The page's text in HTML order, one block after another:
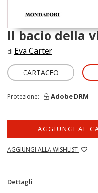
Il bacio della
di Eva Carter
CARTACEO
Protezione: Adobe DRM
AGGIUNGI AL
AGGIUNGI ALLA WISHLIST
Dettagli